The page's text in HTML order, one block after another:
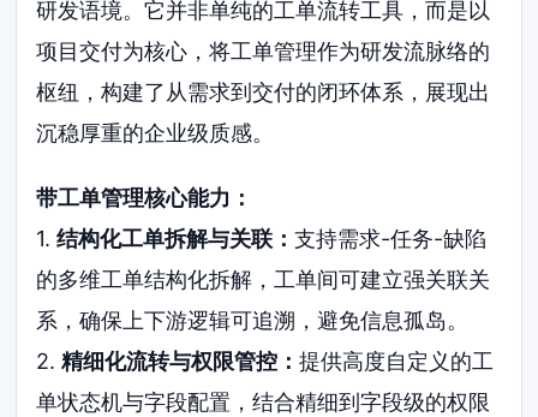
研发语境。它并非单纯的工单流转工具，而是以
项目交付为核心，将工单管理作为研发流脉络的
枢纽，构建了从需求到交付的闭环体系，展现出
沉稳厚重的企业级质感。
带工单管理核心能力：
1.结构化工单拆解与关联：支持需求-任务-缺陷
的多维工单结构化拆解，工单间可建立强关联关
系，确保上下游逻辑可追溯，避免信息孤岛。
2.精细化流转与权限管控：提供高度自定义的工
单状态机与字段配置，结合精细到字段级的权限